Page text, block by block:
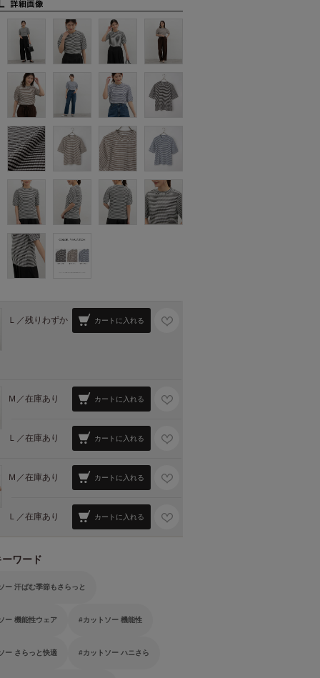
Ｌ／残りわずか カートに入れる
Ｍ／在庫あり カートに入れる
Ｌ／在庫あり カートに入れる
Ｍ／在庫あり カートに入れる
Ｌ／在庫あり カートに入れる
ワード
ー 汗ばむ季節もさらっと
ー 機能性ウェア カットソー 機能性
ー さらっと快適 カットソー ハニさら